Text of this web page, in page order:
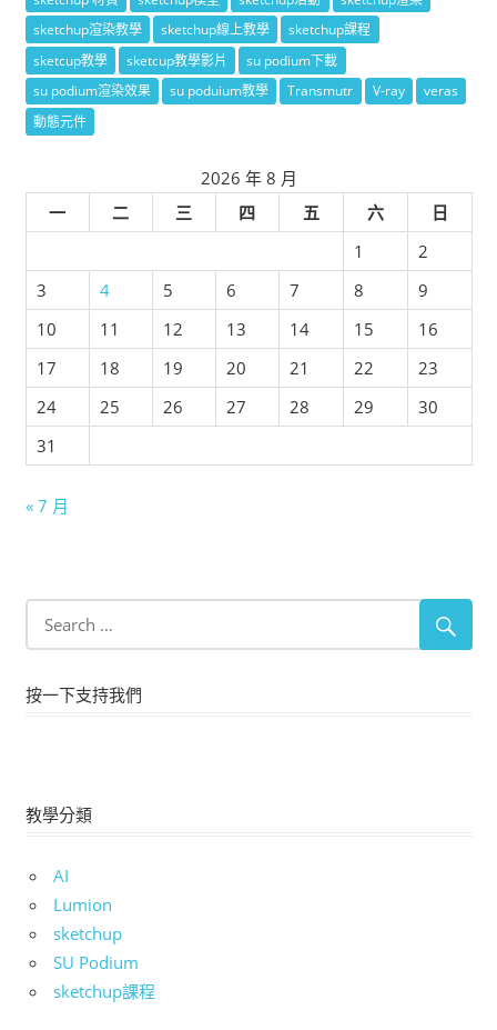
sketchup渲染教學
sketchup線上教學
sketchup課程
sketcup教學
sketcup教學影片
su podium下載
su podium渲染效果
su poduium教學 Transmutr V-ray
veras
動態元件
2026 年 8 月
一
二 三 四 五 六
日
1
2
3
4 5 6 7 8
9
10
11 12 13 14 15
16
17
18 19 20 21 22
23
24
25 26 27 28 29
30
31
« 7 月
按一下支持我們
教學分類
AI
Lumion
sketchup
SU Podium
sketchup課程